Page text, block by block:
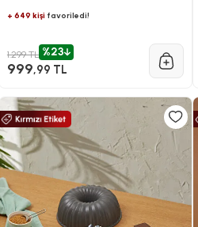
+ 649 kişifavoriledi!
1.299 TL %23
999,99 TL